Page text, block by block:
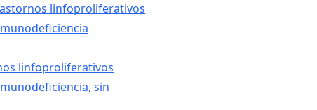
linfoproliferativos
linfoproliferativos
sin